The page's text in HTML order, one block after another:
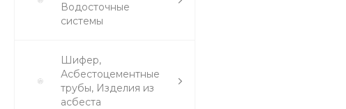
Водосточные
системы
Шифер,
Асбестоцементные
трубы, Изделия из
асбеста